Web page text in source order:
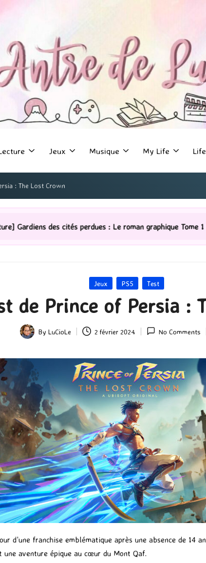
Jeux Musique My Life
: The Lost Crown
: Le roman graphique Tome 1 Partie 2
Posted
Jeux PS5 Test
de Prince of Persia :
Posted
By LuCioLe 2 février 2024 No Comments
d’une franchise emblématique après une absence de 14
une aventure épique au cœur du Mont Qaf.